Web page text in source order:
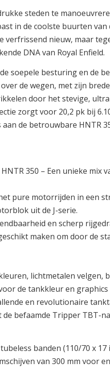
steden te
in de coolste buurten
nieuw, maar
DNA van Royal Enfield.
soepele besturing en de
de wegen, met zijn
door het stevige,
zorgt voor 20,2 pk bij
de betrouwbare HNTR
350 – Een unieke mix
pure motorrijden in een
uit de J-serie.
en scherp
maken om door de
lichtmetalen velgen,
de tankkleur en
en revolutionaire
befaamde Tripper TBT-
banden (110/70 x 17
van 300 mm voor